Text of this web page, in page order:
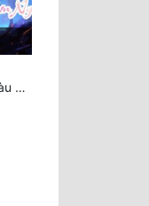
Chương 2075 Hình Ảnh Màu Xám